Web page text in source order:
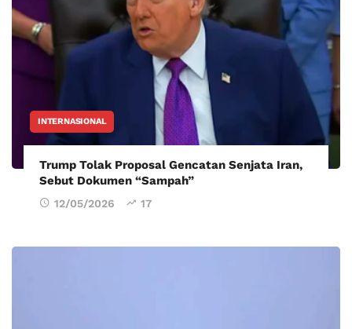
INTERNASIONAL
Trump Tolak Proposal Gencatan Senjata Iran,
Sebut Dokumen “Sampah”
12/05/2026 17